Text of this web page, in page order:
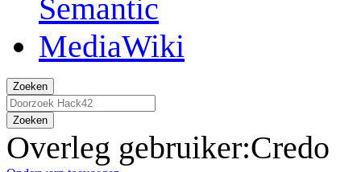
Zoeken
Zoeken
Overleg gebruiker:Credo